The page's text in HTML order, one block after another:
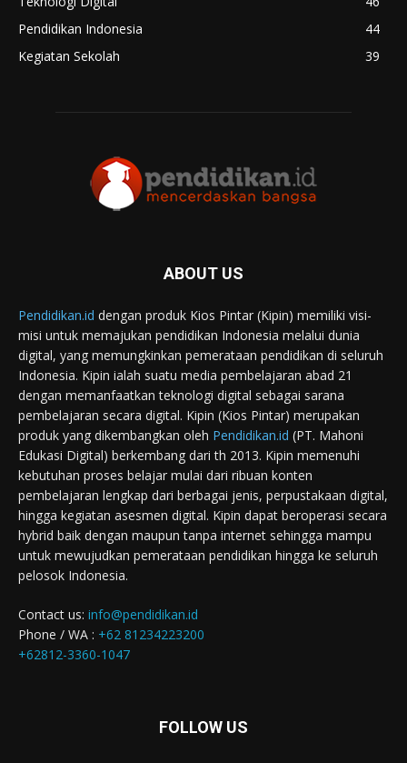
Pendidikan Indonesia
44
Kegiatan Sekolah
39
ABOUT US
Pendidikan.id dengan produk Kios Pintar (Kipin) memiliki visi-
misi untuk memajukan pendidikan Indonesia melalui dunia
digital, yang memungkinkan pemerataan pendidikan di seluruh
Indonesia. Kipin ialah suatu media pembelajaran abad 21
dengan memanfaatkan teknologi digital sebagai sarana
pembelajaran secara digital. Kipin (Kios Pintar) merupakan
produk yang dikembangkan oleh Pendidikan.id (PT. Mahoni
Edukasi Digital) berkembang dari th 2013. Kipin memenuhi
kebutuhan proses belajar mulai dari ribuan konten
pembelajaran lengkap dari berbagai jenis, perpustakaan digital,
hingga kegiatan asesmen digital. Kipin dapat beroperasi secara
hybrid baik dengan maupun tanpa internet sehingga mampu
untuk mewujudkan pemerataan pendidikan hingga ke seluruh
pelosok Indonesia.
Contact us: info@pendidikan.id
Phone / WA : +62 81234223200
+62812-3360-1047
FOLLOW US